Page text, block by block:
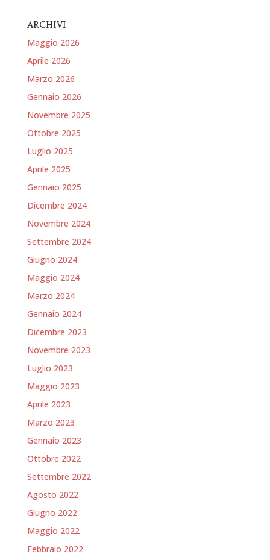
ARCHIVI
Maggio 2026
Aprile 2026
Marzo 2026
Gennaio 2026
Novembre 2025
Ottobre 2025
Luglio 2025
Aprile 2025
Gennaio 2025
Dicembre 2024
Novembre 2024
Settembre 2024
Giugno 2024
Maggio 2024
Marzo 2024
Gennaio 2024
Dicembre 2023
Novembre 2023
Luglio 2023
Maggio 2023
Aprile 2023
Marzo 2023
Gennaio 2023
Ottobre 2022
Settembre 2022
Agosto 2022
Giugno 2022
Maggio 2022
Febbraio 2022